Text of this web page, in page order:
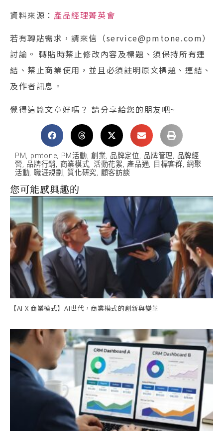
資料來源： 產品經理菁英會
若有轉貼需求，請來信（service@pmtone.com）
討論。 轉貼時禁止修改內容及標題、須保持所有連
結、禁止商業使用，並且必須註明原文標題、連結、
及作者訊息。
覺得這篇文章好嗎？ 請分享給您的朋友吧~
PM, pmtone, PM活動,創業, 品牌定位, 品牌管理, 品牌經
營, 品牌行銷, 商業模式, 活動花絮, 產品通, 目標客群,網聚
活動, 職涯規劃 ,質化研究, 顧客訪談
您可能感興趣的
【AI X 商業模式】AI世代，商業模式的創新與變革